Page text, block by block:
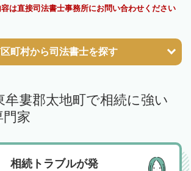
は直接司法書士事務所にお問い合わせください
町村から司法書士を探す
牟婁郡太地町で相続に強い
家
相続トラブルが発